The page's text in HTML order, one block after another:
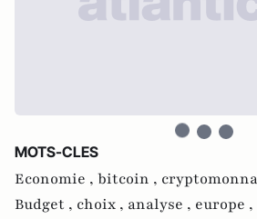
MOTS-CLES
Economie , bitcoin ,
Budget , choix , analyse , europe ,